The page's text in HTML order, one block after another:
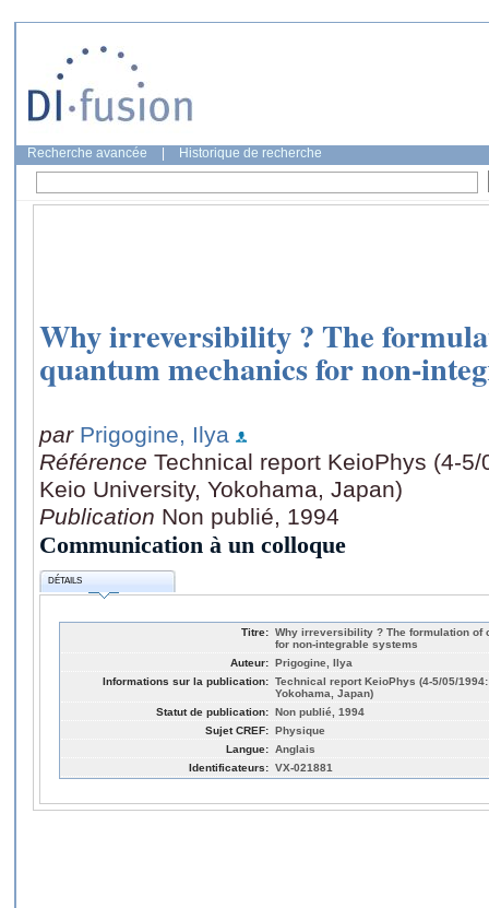
Recherche avancée Historique de recherche
Why irreversibility ? The
quantum mechanics for non-
par Prigogine, Ilya
Référence Technical report KeioPhys (4-
Keio University, Yokohama, Japan)
Publication Non publié, 1994
Communication à un colloque
DÉTAILS
Titre: Why irreversibility ? The formulation of
for non-integrable systems
Auteur: Prigogine, Ilya
Informations sur la publication: Technical report KeioPhys (4-5/05/
Yokohama, Japan)
Statut de publication: Non publié, 1994
Sujet CREF: Physique
Langue: Anglais
Identificateurs: VX-021881